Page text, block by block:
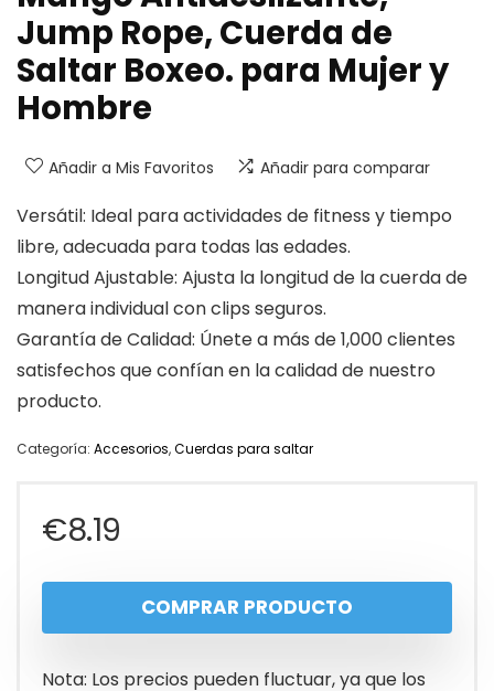
Jump Rope, Cuerda de
Saltar Boxeo. para Mujer y
Hombre
Añadir a Mis Favoritos Añadir para comparar
Versátil: Ideal para actividades de fitness y tiempo
libre, adecuada para todas las edades.
Longitud Ajustable: Ajusta la longitud de la cuerda de
manera individual con clips seguros.
Garantía de Calidad: Únete a más de 1,000 clientes
satisfechos que confían en la calidad de nuestro
producto.
Categoría: Accesorios,Cuerdas para saltar
€8.19
COMPRAR PRODUCTO
Nota: Los precios pueden fluctuar, ya que los